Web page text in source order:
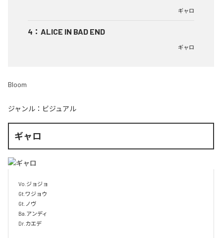
ギャロ
4 ： ALICE IN BAD END
ギャロ
Bloom
ジャンル： ビジュアル
ギャロ
Vo.ジョジョ
Gt.ワジョウ
Gt.ノヴ
Ba.アンディ
Dr.カエデ